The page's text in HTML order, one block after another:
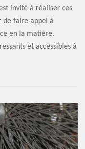
invité à réaliser ces
de faire appel à
en la matière.
et accessibles à